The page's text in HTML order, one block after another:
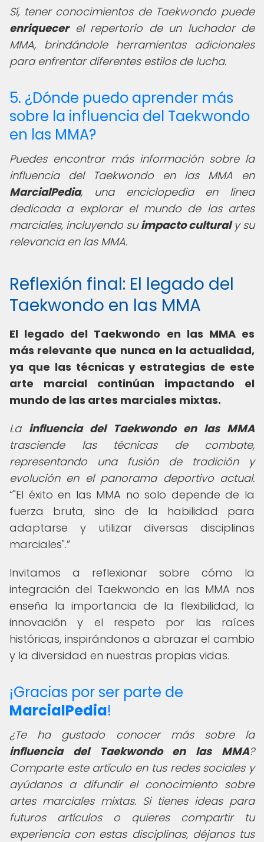
Sí, tener conocimientos de Taekwondo puede
enriquecerel repertorio de un luchador de
MMA, brindándole herramientas adicionales
para enfrentar diferentes estilos de lucha.
5. ¿Dónde puedo aprender más
sobre la influencia del Taekwondo
en las MMA?
Puedes encontrar más información sobre la
influencia del Taekwondo en las MMA en
MarcialPedia, una enciclopedia en línea
dedicada a explorar el mundo de las artes
marciales, incluyendo suimpacto culturaly su
relevancia en las MMA.
Reflexión final: El legado del
Taekwondo en las MMA
El legado del Taekwondo en las MMA es
más relevante que nunca en la actualidad,
ya que las técnicas y estrategias de este
arte marcial continúan impactando el
mundo de las artes marciales mixtas.
La influencia del Taekwondo en las MMA
trasciende las técnicas de combate,
representando una fusión de tradición y
evolución en el panorama deportivo actual.
"El éxito en las MMA no solo depende de la
fuerza bruta, sino de la habilidad para
adaptarse y utilizar diversas disciplinas
marciales".
Invitamos a reflexionar sobre cómo la
integración del Taekwondo en las MMA nos
enseña la importancia de la flexibilidad, la
innovación y el respeto por las raíces
históricas, inspirándonos a abrazar el cambio
y la diversidad en nuestras propias vidas.
¡Gracias por ser parte de
MarcialPedia!
¿Te ha gustado conocer más sobre la
influencia del Taekwondo en las MMA?
Comparte este artículo en tus redes sociales y
ayúdanos a difundir el conocimiento sobre
artes marciales mixtas. Si tienes ideas para
futuros artículos o quieres compartir tu
experiencia con estas disciplinas, déjanos tus